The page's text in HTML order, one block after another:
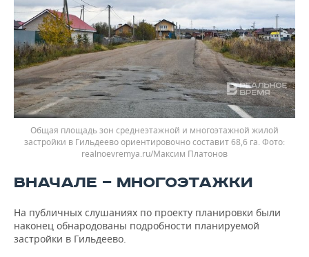
Общая площадь зон среднеэтажной и многоэтажной жилой
застройки в Гильдеево ориентировочно составит 68,6 га.
realnoevremya.ru/Максим Платонов
ВНАЧАЛЕ — МНОГОЭТАЖКИ
На публичных слушаниях по проекту планировки были
наконец обнародованы подробности планируемой
застройки в Гильдеево.